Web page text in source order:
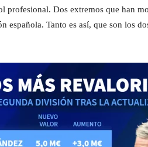
profesional. Dos extremos que han
española. Tanto es así, que son los